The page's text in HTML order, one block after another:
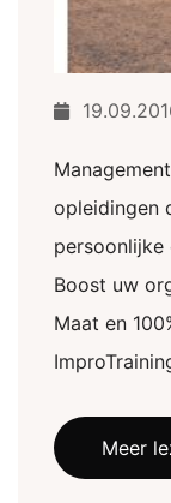
opleidingen
persoonlijke
Boost uw
Maat en
Meer